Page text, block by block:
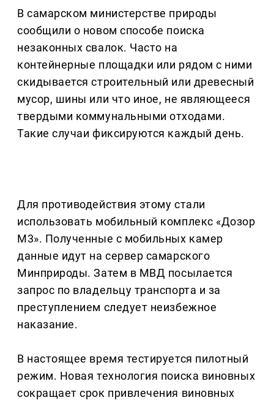
В самарском министерстве природы
сообщили о новом способе поиска
незаконных свалок. Часто на
контейнерные площадки или рядом с ними
скидывается строительный или древесный
мусор, шины или что иное, не являющееся
твердыми коммунальными отходами.
Такие случаи фиксируются каждый день.
Для противодействия этому стали
использовать мобильный комплекс «Дозор
М3». Полученные с мобильных камер
данные идут на сервер самарского
Минприроды. Затем в МВД посылается
запрос по владельцу транспорта и за
преступлением следует неизбежное
наказание.
В настоящее время тестируется пилотный
режим. Новая технология поиска виновных
сокращает срок привлечения виновных